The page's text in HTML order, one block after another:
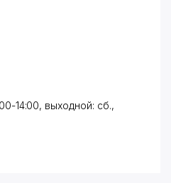
для цементной и
мм;
мм;
мм
мм
мм
14:00, выходной: сб.,